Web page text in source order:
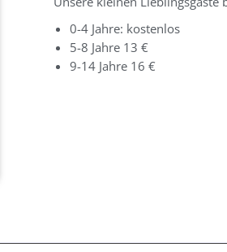
0-4 Jahre: kostenlos
5-8 Jahre 13 €
9-14 Jahre 16 €